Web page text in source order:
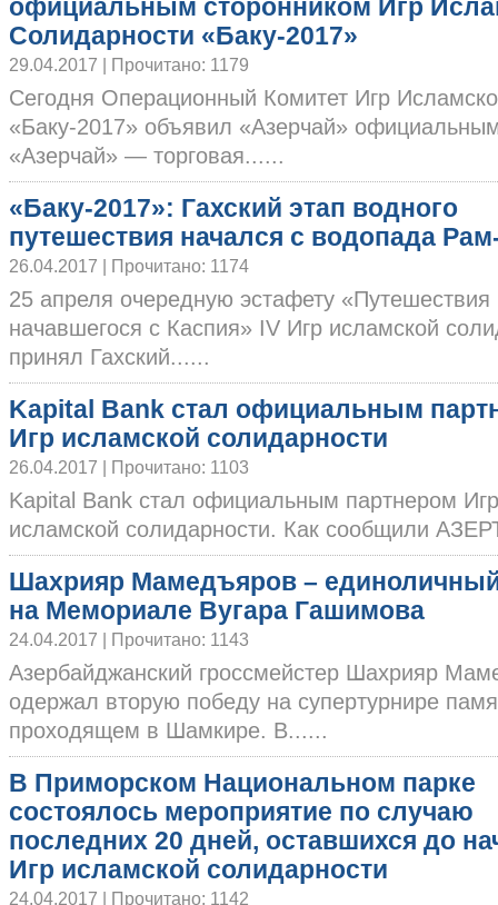
официальным сторонником Игр
Солидарности «Баку-2017»
29.04.2017 | Прочитано: 1179
Сегодня Операционный Комитет Игр
«Баку-2017» объявил «Азерчай»
«Азерчай» — торговая......
«Баку-2017»: Гахский этап водного
путешествия начался с водопада
26.04.2017 | Прочитано: 1174
25 апреля очередную эстафету
начавшегося с Каспия» IV Игр исламской
принял Гахский......
Kapital Bank стал официальным
Игр исламской солидарности
26.04.2017 | Прочитано: 1103
Kapital Bank стал официальным партнером Игр
исламской солидарности. Как сообщили
Шахрияр Мамедъяров –
на Мемориале Вугара Гашимова
24.04.2017 | Прочитано: 1143
Азербайджанский гроссмейстер Шахрияр
одержал вторую победу на супертурнире
проходящем в Шамкире. В......
В Приморском Национальном парке
состоялось мероприятие по случаю
последних 20 дней, оставшихся до
Игр исламской солидарности
24.04.2017 | Прочитано: 1142